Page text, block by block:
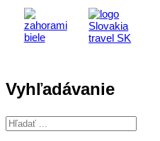
Vyhľadávanie